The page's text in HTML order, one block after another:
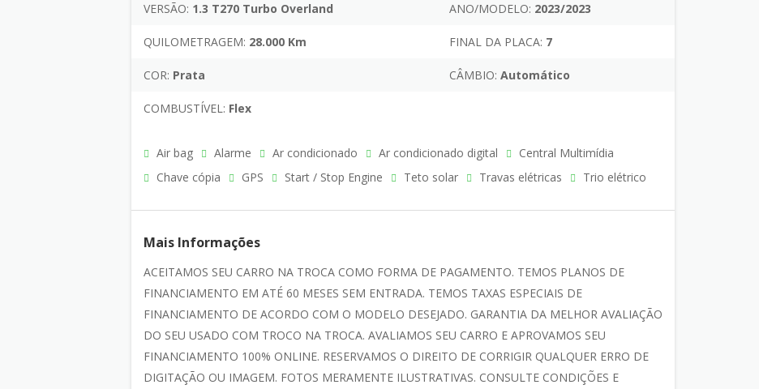
VERSÃO: 1.3 T270 Turbo Overland ANO/MODELO: 2023/2023
QUILOMETRAGEM: 28.000 Km FINAL DA PLACA: 7
COR: Prata CÂMBIO: Automático
COMBUSTÍVEL: Flex
Air bag Alarme Ar condicionado Ar condicionado digital
Central Multimídia
Chave cópia
GPS Start / Stop Engine Teto solar Travas elétricas Trio elétrico
Mais Informações
ACEITAMOS SEU CARRO NA TROCA COMO FORMA DE PAGAMENTO. TEMOS PLANOS DE
FINANCIAMENTO EM ATÉ 60 MESES SEM ENTRADA. TEMOS TAXAS ESPECIAIS DE
FINANCIAMENTO DE ACORDO COM O MODELO DESEJADO. GARANTIA DA MELHOR AVALIAÇÃO
DO SEU USADO COM TROCO NA TROCA. AVALIAMOS SEU CARRO E APROVAMOS SEU
FINANCIAMENTO 100% ONLINE. RESERVAMOS O DIREITO DE CORRIGIR QUALQUER ERRO DE
DIGITAÇÃO OU IMAGEM. FOTOS MERAMENTE ILUSTRATIVAS. CONSULTE CONDIÇÕES E